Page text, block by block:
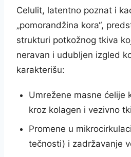
Celulit, latentno poznat i
„pomorandžina kora“,
strukturi potkožnog tkiva
neravan i udubljen izgled
karakterišu:
Umrežene masne ćelije
kroz kolagen i vezivno
Promene u
tečnosti) i zadržavanje